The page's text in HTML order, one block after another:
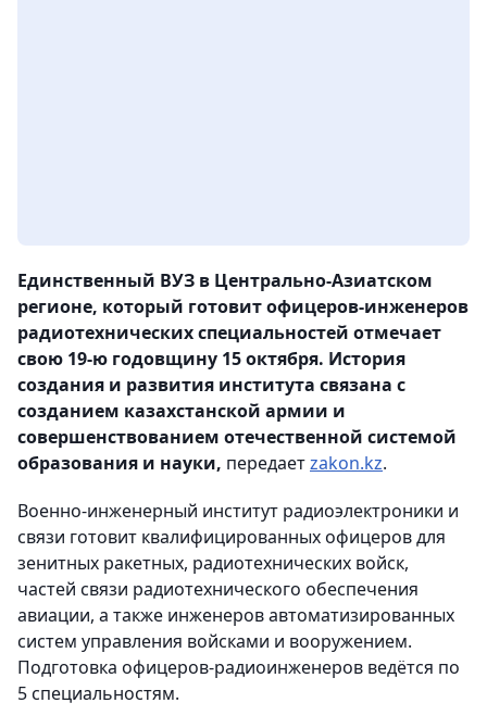
Единственный ВУЗ в Центрально-Азиатском
регионе, который готовит офицеров-инженеров
радиотехнических специальностей отмечает
свою 19-ю годовщину 15 октября. История
создания и развития института связана с
созданием казахстанской армии и
совершенствованием отечественной системой
образования и науки, передаетzakon.kz.
Военно-инженерный институт радиоэлектроники и
связи готовит квалифицированных офицеров для
зенитных ракетных, радиотехнических войск,
частей связи радиотехнического обеспечения
авиации, а также инженеров автоматизированных
систем управления войсками и вооружением.
Подготовка офицеров-радиоинженеров ведётся по
5 специальностям.